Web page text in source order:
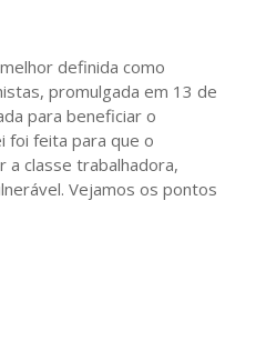
definida como
promulgada em 13 de
para beneficiar o
foi feita para que o
a classe trabalhadora,
Vejamos os pontos